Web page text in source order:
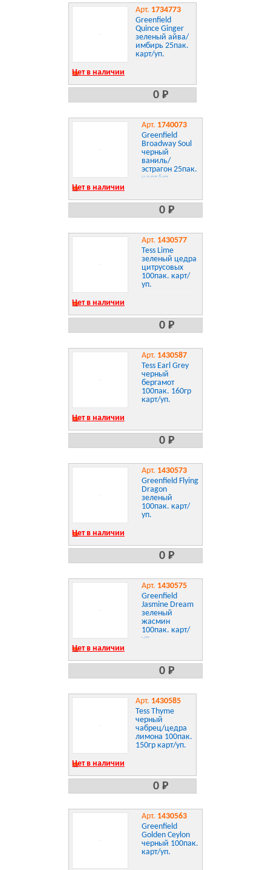
Арт. 1734773
Greenfield
Quince Ginger
зеленый айва/
имбирь 25пак.
карт/уп.
Нет в наличии
0 Р
Арт. 1740073
Greenfield
Broadway Soul
черный
ваниль/
эстрагон 25пак.
карт/уп.
Нет в наличии
0 Р
Арт. 1430577
Tess Lime
зеленый цедра
цитрусовых
100пак. карт/
уп.
Нет в наличии
0 Р
Арт. 1430587
Tess Earl Grey
черный
бергамот
100пак. 160гр
карт/уп.
Нет в наличии
0 Р
Арт. 1430573
Greenfield Flying
Dragon
зеленый
100пак. карт/
уп.
Нет в наличии
0 Р
Арт. 1430575
Greenfield
Jasmine Dream
зеленый
жасмин
100пак. карт/
уп.
Нет в наличии
0 Р
Арт. 1430585
Tess Thyme
черный
чабрец/цедра
лимона 100пак.
150гр карт/уп.
Нет в наличии
0 Р
Арт. 1430563
Greenfield
Golden Ceylon
черный 100пак.
карт/уп.